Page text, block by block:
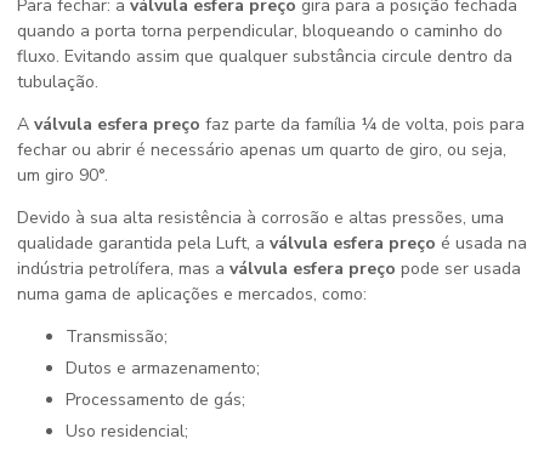
Para fechar: a válvula esfera preço gira para a posição fechada
quando a porta torna perpendicular, bloqueando o caminho do
fluxo. Evitando assim que qualquer substância circule dentro da
tubulação.
A válvula esfera preço faz parte da família ¼ de volta, pois para
fechar ou abrir é necessário apenas um quarto de giro, ou seja,
um giro 90°.
Devido à sua alta resistência à corrosão e altas pressões, uma
qualidade garantida pela Luft, a válvula esfera preço é usada na
indústria petrolífera, mas a válvula esfera preço pode ser usada
numa gama de aplicações e mercados, como:
Transmissão;
Dutos e armazenamento;
Processamento de gás;
Uso residencial;